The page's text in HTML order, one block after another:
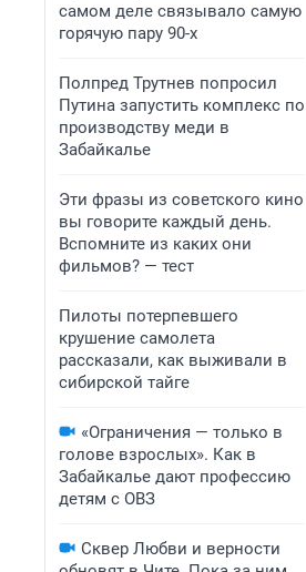
самом деле связывало самую
горячую пару 90-х
Полпред Трутнев попросил
Путина запустить комплекс по
производству меди в
Забайкалье
Эти фразы из советского кино
вы говорите каждый день.
Вспомните из каких они
фильмов? — тест
Пилоты потерпевшего
крушение самолета
рассказали, как выживали в
сибирской тайге
«Ограничения — только в
голове взрослых». Как в
Забайкалье дают профессию
детям с ОВЗ
Сквер Любви и верности